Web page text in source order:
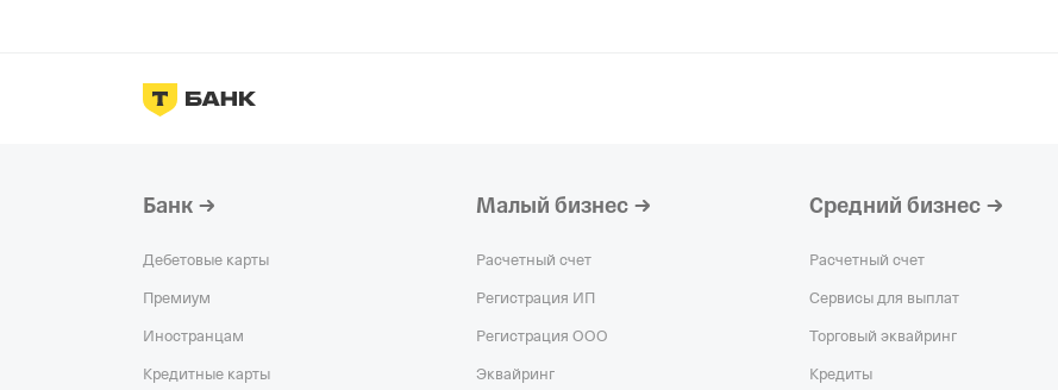
Банк
Дебетовые карты
Премиум
Иностранцам
Кредитные карты
Малый бизнес
Расчетный счет
Регистрация ИП
Регистрация ООО
Эквайринг
Средний бизнес
Расчетный счет
Сервисы для выплат
Торговый эквайринг
Кредиты